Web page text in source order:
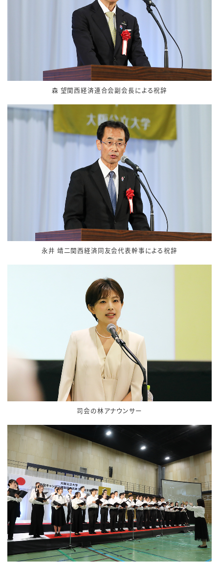
森 望関西経済連合会副会長による祝辞
永井 靖二関西経済同友会代表幹事による祝辞
司会の林アナウンサー